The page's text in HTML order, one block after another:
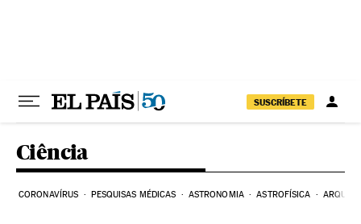
SUSCRÍBETE
Ciência
CORONAVÍRUS PESQUISAS MÉDICAS ASTRONOMIA ASTROFÍSICA